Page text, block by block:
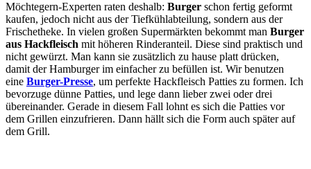
Möchtegern-Experten raten deshalb: Burger schon fertig geformt
kaufen, jedoch nicht aus der Tiefkühlabteilung, sondern aus der
Frischetheke. In vielen großen Supermärkten bekommt man Burger
aus Hackfleisch mit höheren Rinderanteil. Diese sind praktisch und
nicht gewürzt. Man kann sie zusätzlich zu hause platt drücken,
damit der Hamburger im einfacher zu befüllen ist. Wir benutzen
eine Burger-Presse, um perfekte Hackfleisch Patties zu formen. Ich
bevorzuge dünne Patties, und lege dann lieber zwei oder drei
übereinander. Gerade in diesem Fall lohnt es sich die Patties vor
dem Grillen einzufrieren. Dann hällt sich die Form auch später auf
dem Grill.